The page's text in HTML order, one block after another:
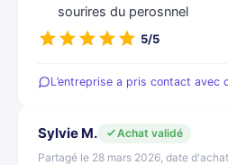
sourires du perosnnel
5/5
L’entreprise a pris contact avec
Sylvie M.
Achat validé
Partagé le 28 mars 2026, date